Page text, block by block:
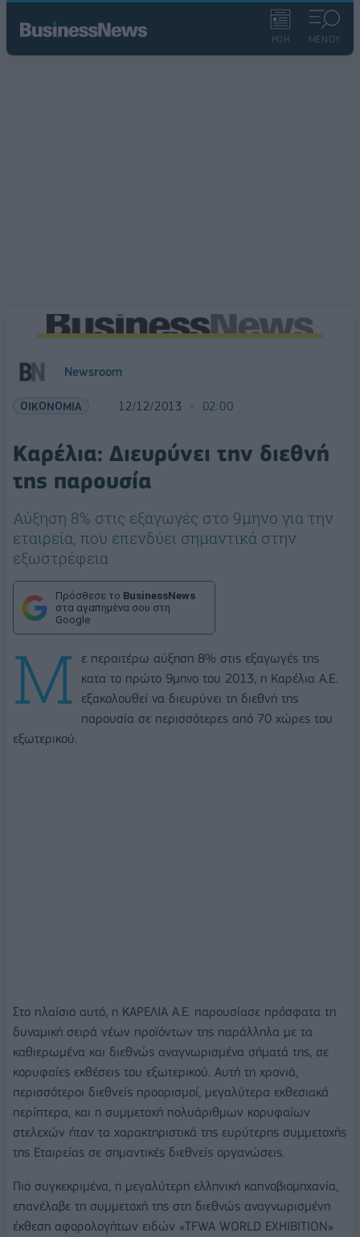
ΡΟΗ ΜΕΝΟΥ
Newsroom
ΟΙΚΟΝΟΜΙΑ 12/12/2013 02:00
Καρέλια: Διευρύνει την διεθνή
της παρουσία
Αύξηση 8% στις εξαγωγές στο 9μηνο για την
εταιρεία, που επενδύει σημαντικά στην
εξωστρέφεια
Πρόσθεσε το BusinessNews
στα αγαπημένα σου στη
Google
Μ
ε περαιτέρω αύξηση 8% στις εξαγωγές της
κατα το πρώτο 9μηνο του 2013, η Καρέλια Α.Ε.
εξακολουθεί να διευρύνει τη διεθνή της
παρουσία σε περισσότερες από 70 χώρες του
εξωτερικού.
Στο πλαίσιο αυτό, η ΚΑΡΕΛΙΑ Α.Ε. παρουσίασε πρόσφατα τη
δυναμική σειρά νέων προϊόντων της παράλληλα με τα
καθιερωμένα και διεθνώς αναγνωρισμένα σήματά της, σε
κορυφαίες εκθέσεις του εξωτερικού. Αυτή τη χρονιά,
περισσότεροι διεθνείς προορισμοί, μεγαλύτερα εκθεσιακά
περίπτερα, και η συμμετοχή πολυάριθμων κορυφαίων
στελεχών ήταν τα χαρακτηριστικά της ευρύτερης συμμετοχής
της Εταιρείας σε σημαντικές διεθνείς οργανώσεις.
Πιο συγκεκριμένα, η μεγαλύτερη ελληνική καπνοβιομηχανία,
επανέλαβε τη συμμετοχή της στη διεθνώς αναγνωρισμένη
έκθεση αφορολογήτων ειδών «ΤFWA WORLD EXHIBITION»